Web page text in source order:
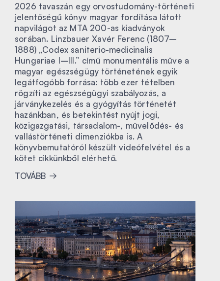
2026 tavaszán egy orvostudomány-történeti
jelentőségű könyv magyar fordítása látott
napvilágot az MTA 200-as kiadványok
sorában. Linzbauer Xavér Ferenc (1807–
1888) „Codex saniterio-medicinalis
Hungariae I–III.” című monumentális műve a
magyar egészségügy történetének egyik
legátfogóbb forrása: több ezer tételben
rögzíti az egészségügyi szabályozás, a
járványkezelés és a gyógyítás történetét
hazánkban, és betekintést nyújt jogi,
közigazgatási, társadalom-, művelődés- és
vallástörténeti dimenziókba is. A
könyvbemutatóról készült videófelvétel és a
kötet cikkünkből elérhető.
TOVÁBB